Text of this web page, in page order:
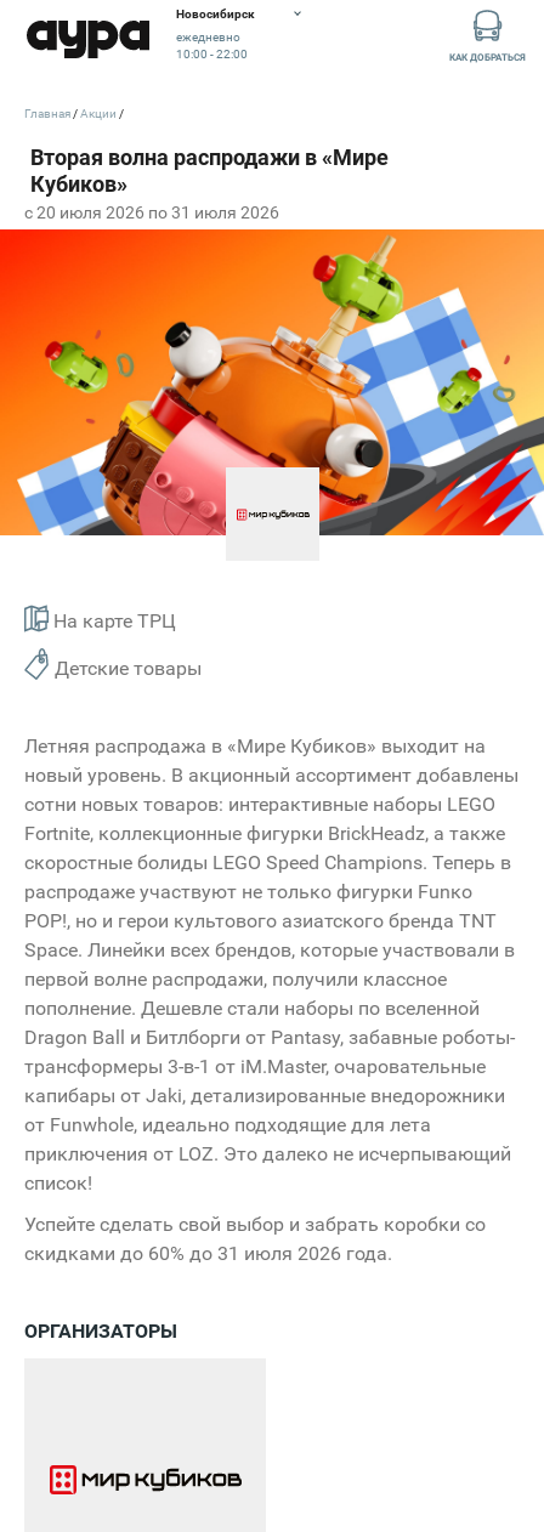
Новосибирск
ежедневно
10:00 - 22:00
КАК ДОБРАТЬСЯ
c 20 июля 2026 по 31 июля 2026
На карте ТРЦ
Детские товары
Главная Акции
Летняя распродажа в «Мире Кубиков» выходит на
новый уровень. В акционный ассортимент добавлены
сотни новых товаров: интерактивные наборы LEGO
Fortnite, коллекционные фигурки BrickHeadz, а также
скоростные болиды LEGO Speed Champions. Теперь в
распродаже участвуют не только фигурки Funко
POP!, но и герои культового азиатского бренда TNT
Space. Линейки всех брендов, которые участвовали в
первой волне распродажи, получили классное
пополнение. Дешевле стали наборы по вселенной
Dragon Ball и Битлборги от Pantasy, забавные роботы-
трансформеры 3-в-1 от iM.Master, очаровательные
капибары от Jaki, детализированные внедорожники
от Funwhole, идеально подходящие для лета
приключения от LOZ. Это далеко не исчерпывающий
список!
Успейте сделать свой выбор и забрать коробки со
скидками до 60% до 31 июля 2026 года.
ОРГАНИЗАТОРЫ